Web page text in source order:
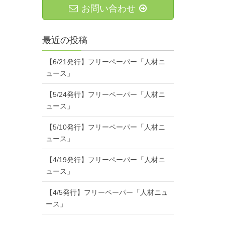
お問い合わせ
最近の投稿
【6/21発行】フリーペーパー「人材ニ
ュース」
【5/24発行】フリーペーパー「人材ニ
ュース」
【5/10発行】フリーペーパー「人材ニ
ュース」
【4/19発行】フリーペーパー「人材ニ
ュース」
【4/5発行】フリーペーパー「人材ニュ
ース」